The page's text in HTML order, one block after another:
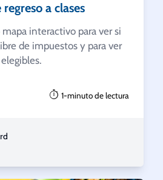
a clases
interactivo para ver si
de impuestos y para ver
1-minuto de lectura